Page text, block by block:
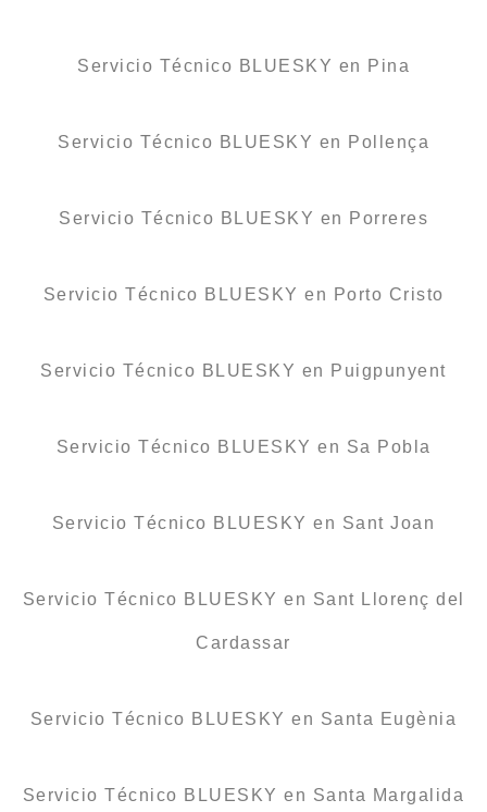
Servicio Técnico BLUESKY en Pina
Servicio Técnico BLUESKY en Pollença
Servicio Técnico BLUESKY en Porreres
Servicio Técnico BLUESKY en Porto Cristo
Servicio Técnico BLUESKY en Puigpunyent
Servicio Técnico BLUESKY en Sa Pobla
Servicio Técnico BLUESKY en Sant Joan
Servicio Técnico BLUESKY en Sant Llorenç del
Cardassar
Servicio Técnico BLUESKY en Santa Eugènia
Servicio Técnico BLUESKY en Santa Margalida